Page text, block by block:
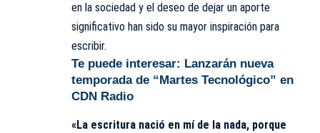
en la sociedad y el deseo de dejar un aporte
significativo han sido su mayor inspiración para
escribir.
Te puede interesar: Lanzarán nueva
temporada de “Martes Tecnológico” en
CDN Radio
«La escritura nació en mí de la nada, porque